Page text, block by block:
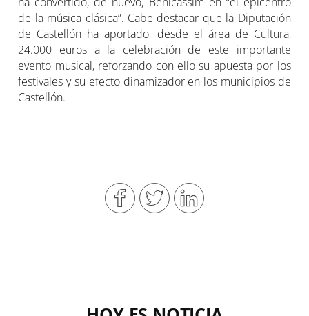
de la música clásica”. Cabe destacar que la Diputación
de Castellón ha aportado, desde el área de Cultura,
24.000 euros a la celebración de este importante
evento musical, reforzando con ello su apuesta por los
festivales y su efecto dinamizador en los municipios de
Castellón.